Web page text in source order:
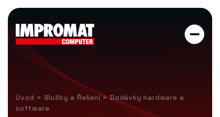
Úvod > Služby a Řešení> Dodávky hardware a
software